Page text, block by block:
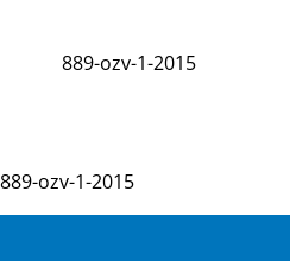
889-ozv-1-2015
889-ozv-1-2015